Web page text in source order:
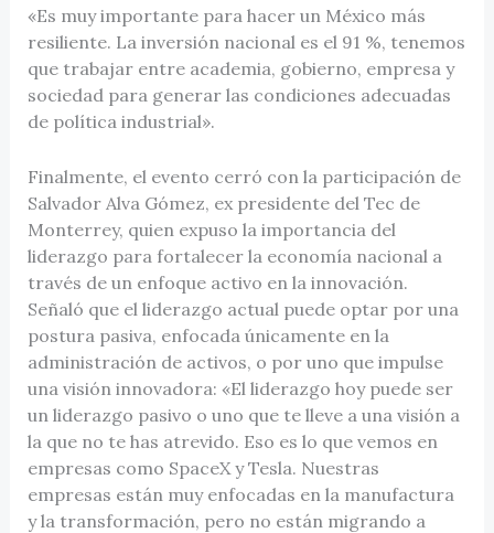
«Es muy importante para hacer un México más
resiliente. La inversión nacional es el 91 %, tenemos
que trabajar entre academia, gobierno, empresa y
sociedad para generar las condiciones adecuadas
de política industrial».
Finalmente, el evento cerró con la participación de
Salvador Alva Gómez, ex presidente del Tec de
Monterrey, quien expuso la importancia del
liderazgo para fortalecer la economía nacional a
través de un enfoque activo en la innovación.
Señaló que el liderazgo actual puede optar por una
postura pasiva, enfocada únicamente en la
administración de activos, o por uno que impulse
una visión innovadora: «El liderazgo hoy puede ser
un liderazgo pasivo o uno que te lleve a una visión a
la que no te has atrevido. Eso es lo que vemos en
empresas como SpaceX y Tesla. Nuestras
empresas están muy enfocadas en la manufactura
y la transformación, pero no están migrando a